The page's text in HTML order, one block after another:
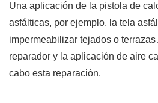
Una aplicación de la pistola de
asfálticas, por ejemplo, la tela
impermeabilizar tejados o
reparador y la aplicación de aire
cabo esta reparación.